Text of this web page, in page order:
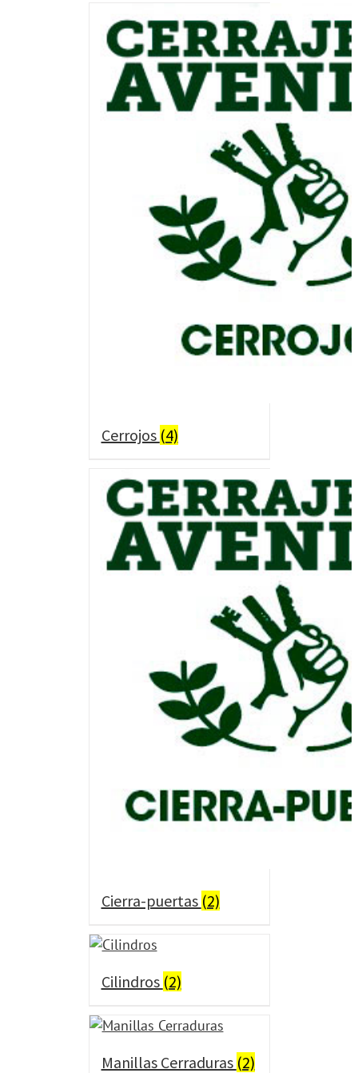
Cerrojos (4)
Cierra-puertas (2)
Cilindros (2)
Manillas Cerraduras (2)